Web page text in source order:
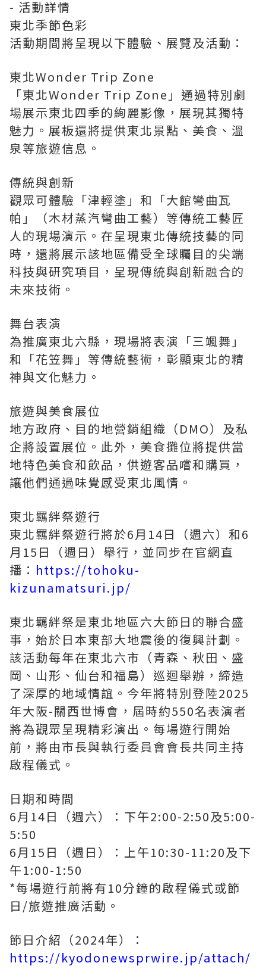
- 活動詳情
東北季節色彩
活動期間將呈現以下體驗、展覽及活動：
東北Wonder Trip Zone
「東北Wonder Trip Zone」通過特別劇
場展示東北四季的絢麗影像，展現其獨特
魅力。展板還將提供東北景點、美食、溫
泉等旅遊信息。
傳統與創新
觀眾可體驗「津輕塗」和「大館彎曲瓦
帕」（木材蒸汽彎曲工藝）等傳統工藝匠
人的現場演示。在呈現東北傳統技藝的同
時，還將展示該地區備受全球矚目的尖端
科技與研究項目，呈現傳統與創新融合的
未來技術。
舞台表演
為推廣東北六縣，現場將表演「三颯舞」
和「花笠舞」等傳統藝術，彰顯東北的精
神與文化魅力。
旅遊與美食展位
地方政府、目的地營銷組織（DMO）及私
企將設置展位。此外，美食攤位將提供當
地特色美食和飲品，供遊客品嚐和購買，
讓他們通過味覺感受東北風情。
東北羈絆祭遊行
東北羈絆祭遊行將於6月14日（週六）和6
月15日（週日）舉行，並同步在官網直
播： https://tohoku-
kizunamatsuri.jp/
東北羈絆祭是東北地區六大節日的聯合盛
事，始於日本東部大地震後的復興計劃。
該活動每年在東北六市（青森、秋田、盛
岡、山形、仙台和福島）巡迴舉辦，締造
了深厚的地域情誼。今年將特別登陸2025
年大阪-關西世博會，屆時約550名表演者
將為觀眾呈現精彩演出。每場遊行開始
前，將由市長與執行委員會會長共同主持
啟程儀式。
日期和時間
6月14日（週六）：下午2:00-2:50及5:00-
5:50
6月15日（週日）：上午10:30-11:20及下
午1:00-1:50
*每場遊行前將有10分鐘的啟程儀式或節
日/旅遊推廣活動。
節日介紹（2024年）：
https://kyodonewsprwire.jp/attach/